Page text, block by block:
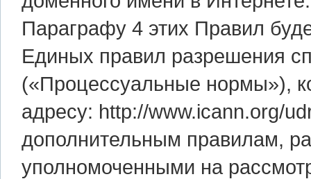
Параграфу 4 этих Правил
Единых правил разрешения
(«Процессуальные нормы»),
адресу: http://www.icann.org/
дополнительным правилам,
уполномоченными на